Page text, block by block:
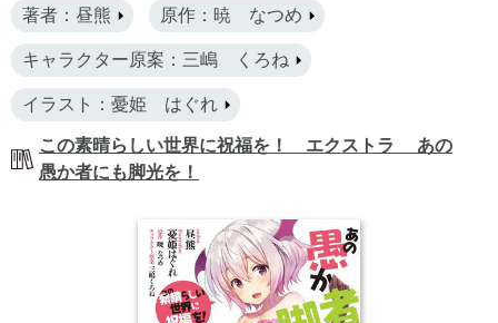
著者：昼熊 原作：暁 なつめ
キャラクター原案：三嶋 くろね
イラスト：憂姫 はぐれ
この素晴らしい世界に祝福を！ エクストラ あの
愚か者にも脚光を！